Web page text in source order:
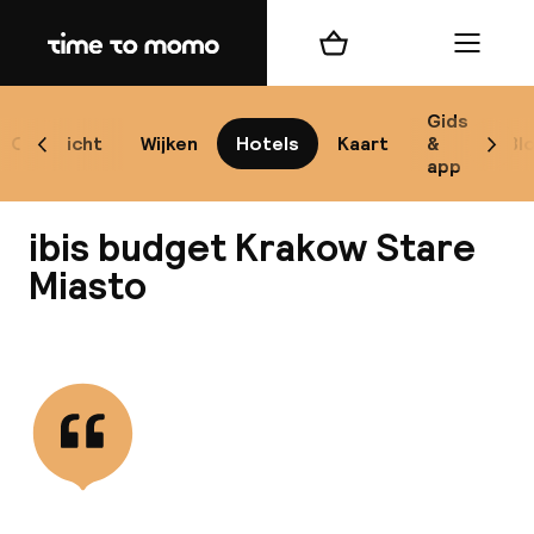
Home
Overzicht Wijken Hotels Kaart
Gids
&
app
Scroll naar links
Winkelmand Menu
ibis budget Krakow Stare
Miasto